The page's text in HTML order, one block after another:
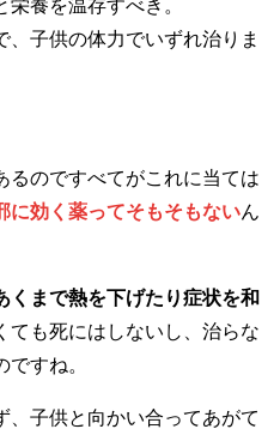
養を温存すべき。
子供の体力でいずれ治りま
るのですべてがこれに当ては
に効く薬ってそもそもないん
くまで熱を下げたり症状を和
ても死にはしないし、治らな
すね。
、子供と向かい合ってあがて